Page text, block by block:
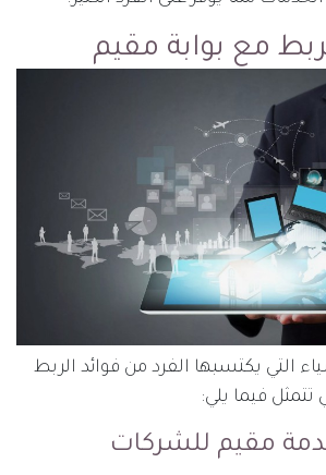
مع بوابة مقيم
التي يكتسبها الفرد من فوائد الربط
تتمثل فيما يلي:
مقيم للشركات